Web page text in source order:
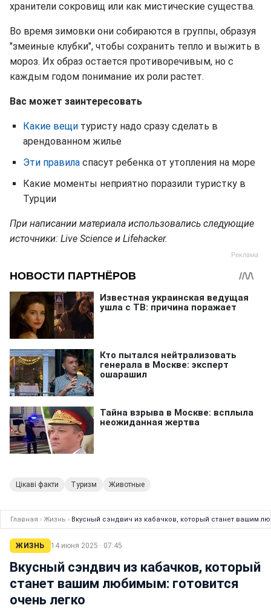
хранители сокровищ или как мистические существа.
Во время зимовки они собираются в группы, образуя
"змеиные клубки", чтобы сохранить тепло и выжить в
мороз. Их образ остается противоречивым, но с
каждым годом понимание их роли растет.
Вас может заинтересовать
Какие вещи туристу надо сразу сделать в
арендованном жилье
Эти правила спасут ребенка от утопления на море
Какие моменты неприятно поразили туристку в
Турции
При написании материала использовались следующие
источники: Live Science и Lifehacker.
Цікаві факти Туризм Животные
Главная › Жизнь › Вкусный сэндвич из кабачков, который станет вашим
ЖИЗНЬ 14 июня 2025 · 07:45
Вкусный сэндвич из кабачков, который
станет вашим любимым: готовится
очень легко